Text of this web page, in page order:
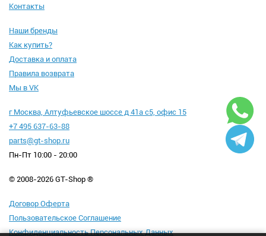
Контакты
Наши бренды
Как купить?
Доставка и оплата
Правила возврата
Мы в VK
г Москва, Алтуфьевское шоссе д 41а с5, офис 15
+7 495 637-63-88
parts@gt-shop.ru
Пн-Пт 10:00 - 20:00
© 2008-2026 GT-Shop ®
Договор Оферта
Пользовательское Соглашение
Конфиденциальность Персональных Данных